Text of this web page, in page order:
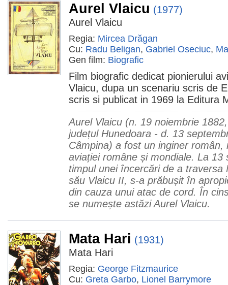
Aurel Vlaicu (1977)
Aurel Vlaicu
Regia: Mircea Drăgan
Cu: Radu Beligan, Gabriel Oseciuc,
Gen film: Biografic
Film biografic dedicat pionierului
Vlaicu, dupa un scenariu scris de
scris si publicat in 1969 la Editura
Aurel Vlaicu (n. 19 noiembrie
județul Hunedoara - d. 13
Câmpina) a fost un inginer român,
aviației române și mondiale. La 13
timpul unei încercări de a traversa
său Vlaicu II, s-a prăbușit în
din cauza unui atac de cord. În
se numește astăzi Aurel Vlaicu.
Mata Hari (1931)
Mata Hari
Regia: George Fitzmaurice
Cu: Greta Garbo, Lionel Barrymore